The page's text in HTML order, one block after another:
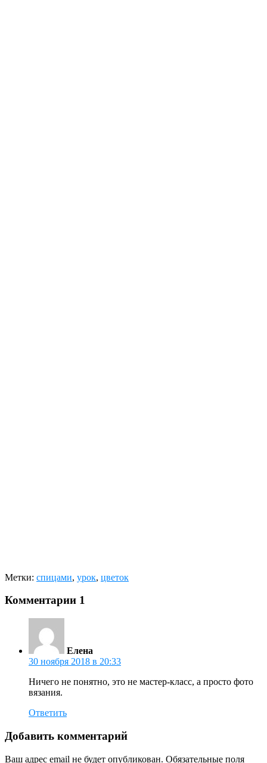
Метки: спицами, урок, цветок
Комментарии 1
Елена
30 ноября 2018 в 20:33
Ничего не понятно, это не мастер-класс, а просто фото
вязания.
Ответить
Добавить комментарий
Ваш адрес email не будет опубликован. Обязательные поля